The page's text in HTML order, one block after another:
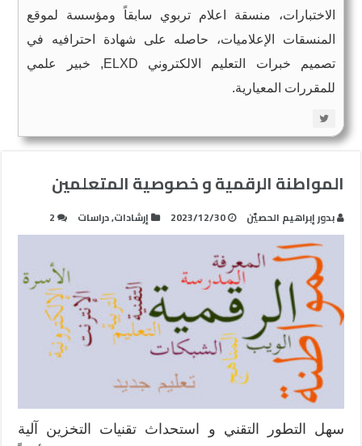
الاختبارات، منسقة اعلام تربوي سابقاً ومؤسسة لموقع
المنسقات الإعلاميات، حاصله على شهادة احترافيه في
تصميم خبرات التعليم الالكتروني ELXD, خبير علمي
للمقررات المعيارية.
المواطنة الرقمية و خصوصية المتعلمين
بدور إبراهيم الحصيّن 2023/12/30 إرشادات,دراسات 2
سهل التطور التقني و استحداث تقنيات التخزين آلية